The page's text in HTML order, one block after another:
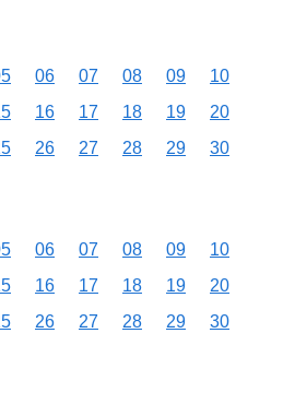
06 07 08 09
10
16 17 18 19
20
26 27 28 29 30
06 07 08 09
10
16 17 18 19
20
26 27 28 29
30